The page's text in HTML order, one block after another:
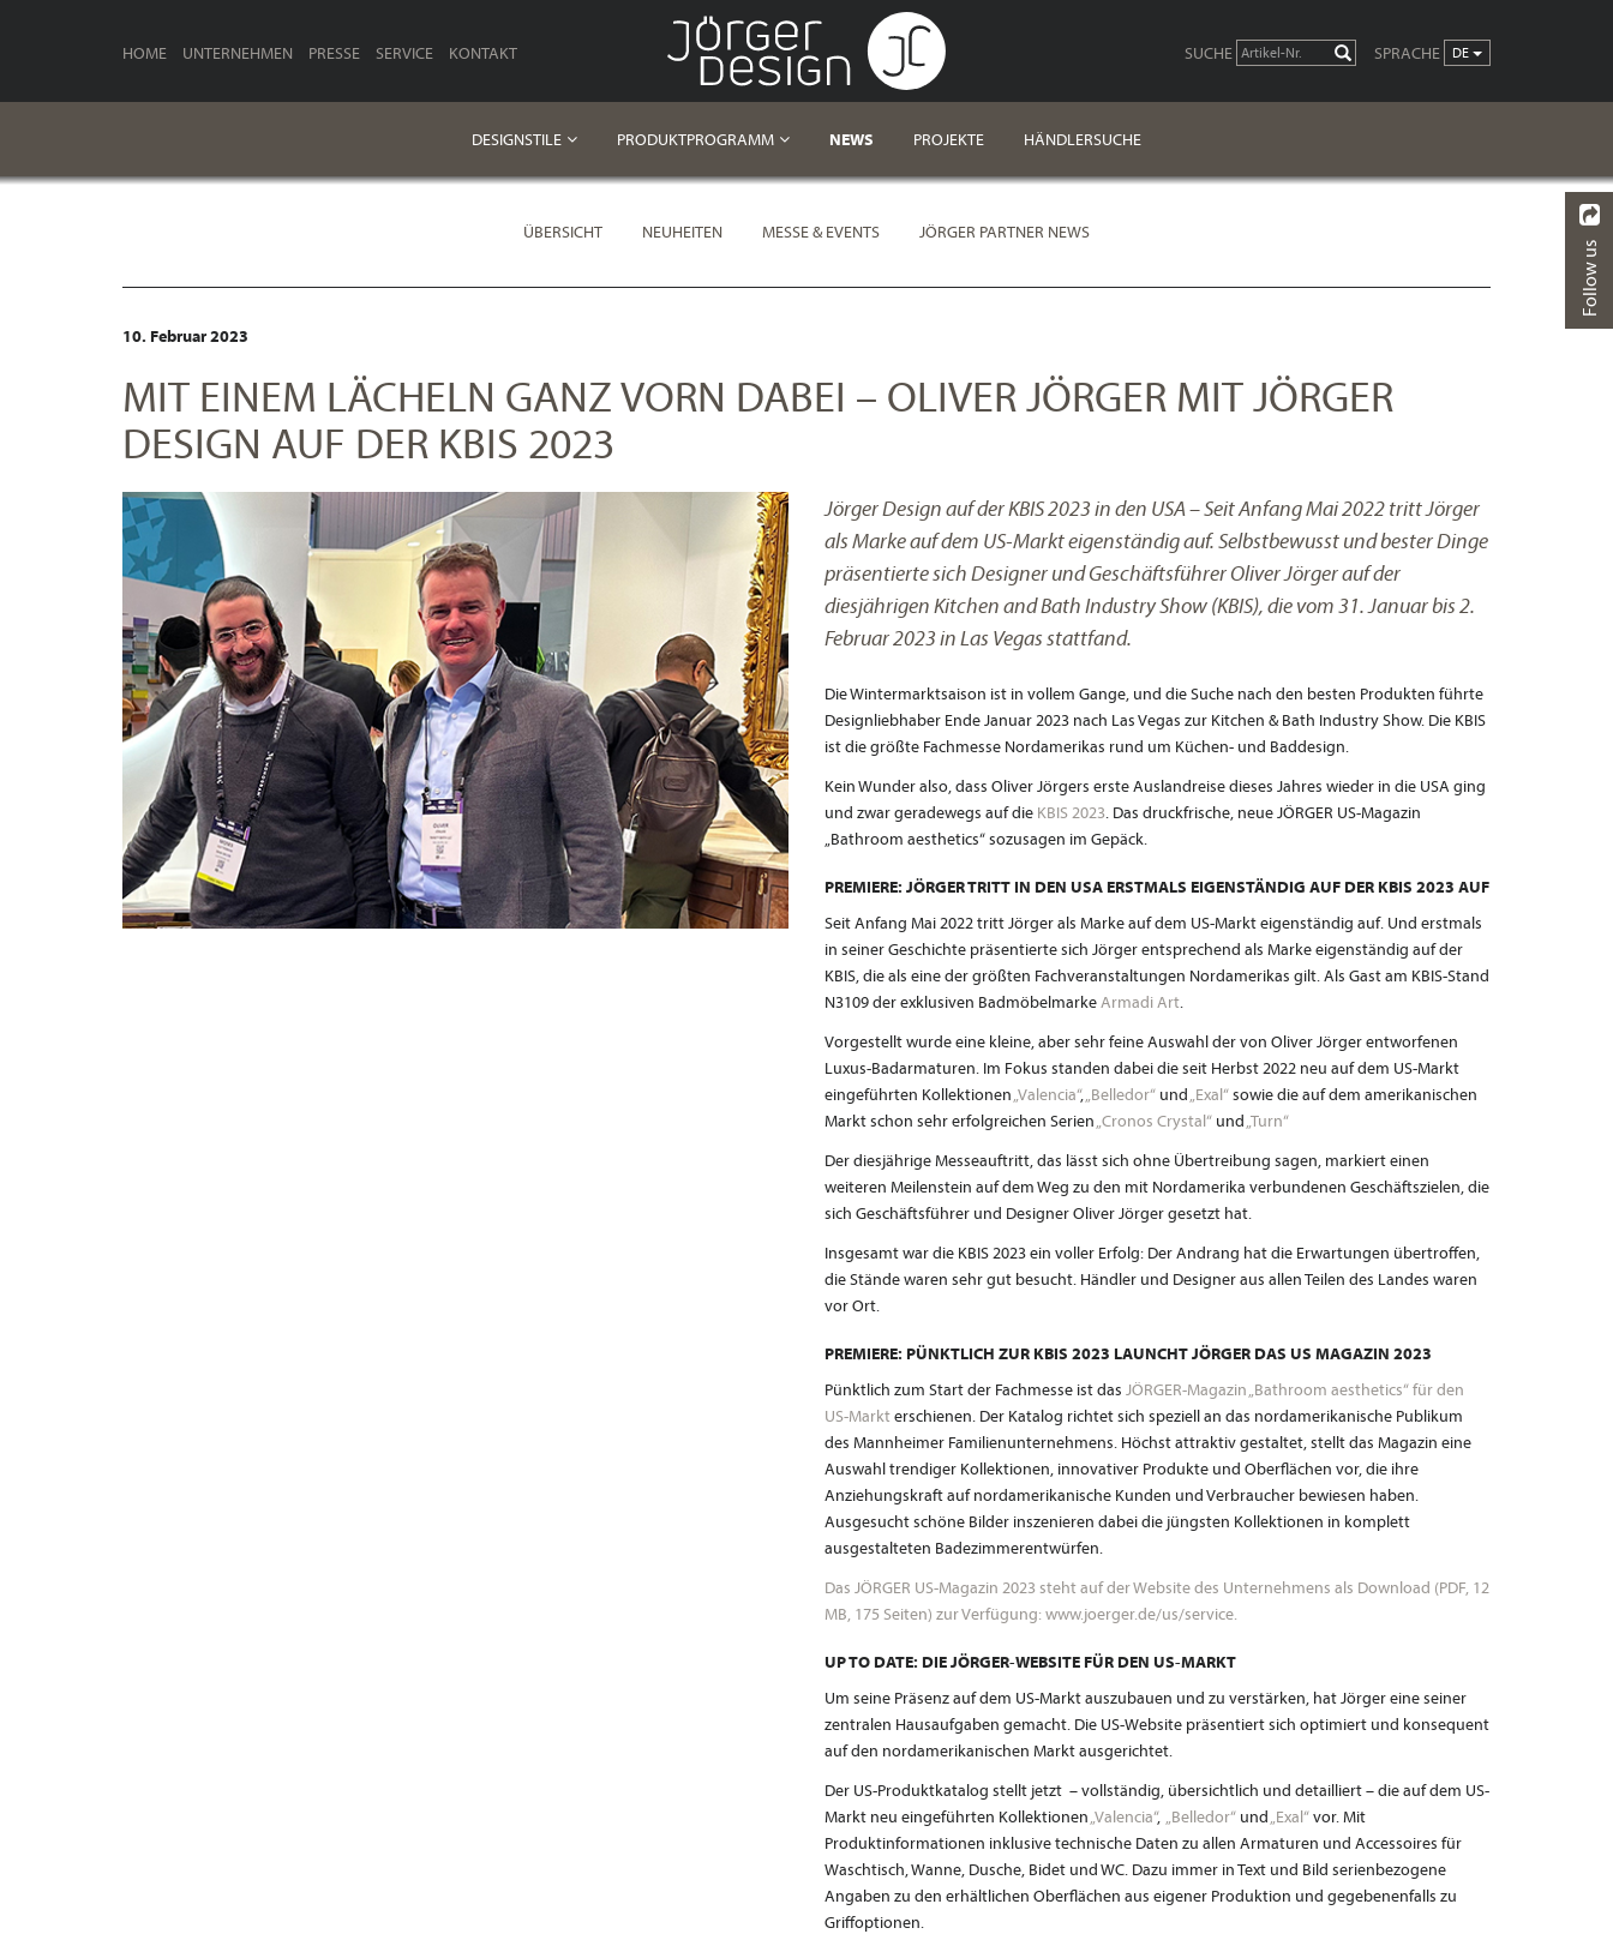
HOME UNTERNEHMEN PRESSE SERVICE KONTAKT SPRACHE DE
SUCHE LOS
DESIGNSTILE PRODUKTPROGRAMM NEWS PROJEKTE HÄNDLERSUCHE
ÜBERSICHT NEUHEITEN MESSE & EVENTS JÖRGER PARTNER NEWS
10. Februar 2023
MIT EINEM LÄCHELN GANZ VORN DABEI – OLIVER JÖRGER MIT JÖRGER
DESIGN AUF DER KBIS 2023
Jörger Design auf der KBIS 2023 in den USA – Seit Anfang Mai 2022 tritt Jörger
als Marke auf dem US-Markt eigenständig auf. Selbstbewusst und bester Dinge
präsentierte sich Designer und Geschäftsführer Oliver Jörger auf der
diesjährigen Kitchen and Bath Industry Show (KBIS), die vom 31. Januar bis 2.
Februar 2023 in Las Vegas stattfand.
Die Wintermarktsaison ist in vollem Gange, und die Suche nach den besten Produkten führte
Designliebhaber Ende Januar 2023 nach Las Vegas zur Kitchen & Bath Industry Show. Die KBIS
ist die größte Fachmesse Nordamerikas rund um Küchen- und Baddesign.
Kein Wunder also, dass Oliver Jörgers erste Auslandreise dieses Jahres wieder in die USA ging
und zwar geradewegs auf die KBIS 2023. Das druckfrische, neue JÖRGER US-Magazin
„Bathroom aesthetics“ sozusagen im Gepäck.
PREMIERE: JÖRGER TRITT IN DEN USA ERSTMALS EIGENSTÄNDIG AUF DER KBIS 2023 AUF
Seit Anfang Mai 2022 tritt Jörger als Marke auf dem US-Markt eigenständig auf. Und erstmals
in seiner Geschichte präsentierte sich Jörger entsprechend als Marke eigenständig auf der
KBIS, die als eine der größten Fachveranstaltungen Nordamerikas gilt. Als Gast am KBIS-Stand
N3109 der exklusiven BadmöbelmarkeArmadi Art.
Vorgestellt wurde eine kleine, aber sehr feine Auswahl der von Oliver Jörger entworfenen
Luxus-Badarmaturen. Im Fokus standen dabei die seit Herbst 2022 neu auf dem US-Markt
eingeführten Kollektionen„Valencia“,„Belledor“ und„Exal“sowie die auf dem amerikanischen
Markt schon sehr erfolgreichen Serien„Cronos Crystal“ und„Turn“
Der diesjährige Messeauftritt, das lässt sich ohne Übertreibung sagen, markiert einen
weiteren Meilenstein auf dem Weg zu den mit Nordamerika verbundenen Geschäftszielen, die
sich Geschäftsführer und Designer Oliver Jörger gesetzt hat.
Insgesamt war die KBIS 2023 ein voller Erfolg: Der Andrang hat die Erwartungen übertroffen,
die Stände waren sehr gut besucht. Händler und Designer aus allen Teilen des Landes waren
vor Ort.
PREMIERE: PÜNKTLICH ZUR KBIS 2023 LAUNCHT JÖRGER DAS US MAGAZIN 2023
Pünktlich zum Start der Fachmesse ist das JÖRGER-Magazin „Bathroom aesthetics“ für den
US-Markterschienen. Der Katalog richtet sich speziell an das nordamerikanische Publikum
des Mannheimer Familienunternehmens. Höchst attraktiv gestaltet, stellt das Magazin eine
Auswahl trendiger Kollektionen, innovativer Produkte und Oberflächen vor, die ihre
Anziehungskraft auf nordamerikanische Kunden und Verbraucher bewiesen haben.
Ausgesucht schöne Bilder inszenieren dabei die jüngsten Kollektionen in komplett
ausgestalteten Badezimmerentwürfen.
Das JÖRGER US-Magazin 2023 steht auf der Website des Unternehmens als Download (PDF, 12
MB, 175 Seiten) zur Verfügung: www.joerger.de/us/service.
UP TO DATE: DIE JÖRGER-WEBSITE FÜR DEN US-MARKT
Um seine Präsenz auf dem US-Markt auszubauen und zu verstärken, hat Jörger eine seiner
zentralen Hausaufgaben gemacht. Die US-Website präsentiert sich optimiert und konsequent
auf den nordamerikanischen Markt ausgerichtet.
Der US-Produktkatalog stellt jetzt – vollständig, übersichtlich und detailliert – die auf dem US-
Markt neu eingeführten Kollektionen„Valencia“, „Belledor“ und„Exal“vor. Mit
Produktinformationen inklusive technische Daten zu allen Armaturen und Accessoires für
Waschtisch, Wanne, Dusche, Bidet und WC. Dazu immer in Text und Bild serienbezogene
Angaben zu den erhältlichen Oberflächen aus eigener Produktion und gegebenenfalls zu
Griffoptionen.
Follow us